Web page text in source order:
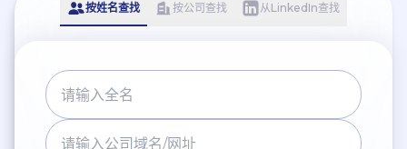
按姓名查找 按公司查找 从LinkedIn查找